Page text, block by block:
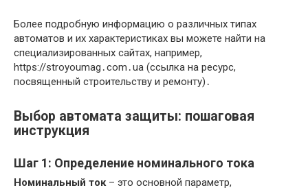
Более подробную информацию о различных типах
автоматов и их характеристиках вы можете найти на
специализированных сайтах, например,
https://stroyoumag․com․ua (ссылка на ресурс,
посвященный строительству и ремонту)․
Выбор автомата защиты: пошаговая
инструкция
Шаг 1: Определение номинального тока
Номинальный ток– это основной параметр,